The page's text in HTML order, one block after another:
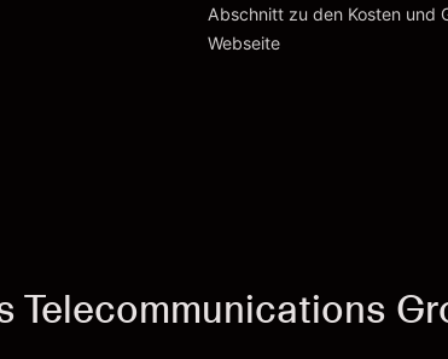
Kosten und Gebühren
Abschnitt zu den Kosten und
Webseite
Telecommunications